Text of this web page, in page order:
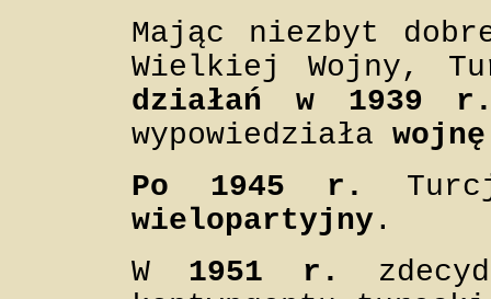
Mając niezbyt
Wielkiej Wojny,
działań w 1939
wypowiedziała wojnę
Po 1945 r.
wielopartyjny .
W 1951 r.